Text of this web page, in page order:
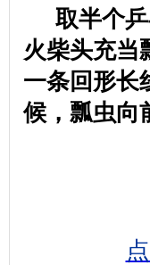
取半个
火柴头充当
一条回形长
候，瓢虫向